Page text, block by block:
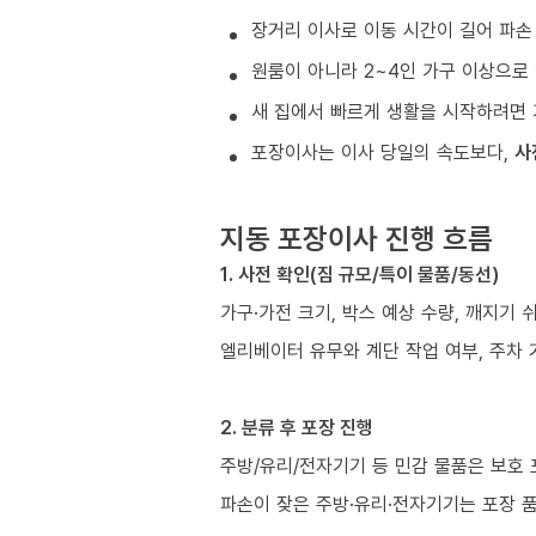
장거리 이사로 이동 시간이 길어 파
원룸이 아니라 2~4인 가구 이상으로
새 집에서 빠르게 생활을 시작하려
포장이사는 이사 당일의 속도보다, 사
지동 포장이사 진행 흐름
1. 사전 확인(짐 규모/특이 물품/동선)
가구·가전 크기, 박스 예상 수량, 깨지기
엘리베이터 유무와 계단 작업 여부, 주
2. 분류 후 포장 진행
주방/유리/전자기기 등 민감 물품은 보호
파손이 잦은 주방·유리·전자기기는 포장